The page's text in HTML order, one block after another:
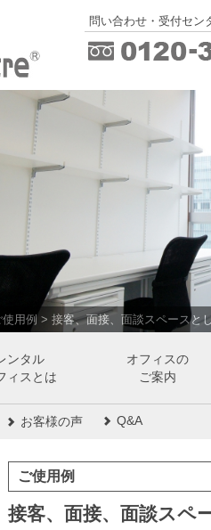
問い合わせ・受付セン
使用例 > 接客、面接、面談スペースと
ンタル
ィスとは
オフィスの
ご案内
お客様の声 Q&A
ご使用例
接客、面接、面談スペ